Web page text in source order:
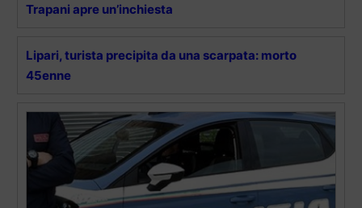
Trapani apre un’inchiesta
Lipari, turista precipita da una scarpata: morto
45enne